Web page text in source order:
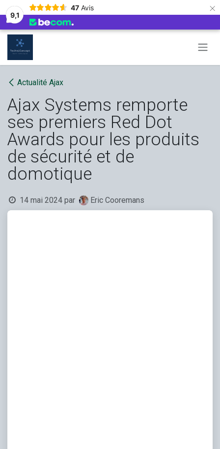
9,1
47 Avis ×
Se rendre au contenu
Actualité Ajax
Ajax Systems remporte
ses premiers Red Dot
Awards pour les produits
de sécurité et de
domotique
14 mai 2024 par Eric Cooremans